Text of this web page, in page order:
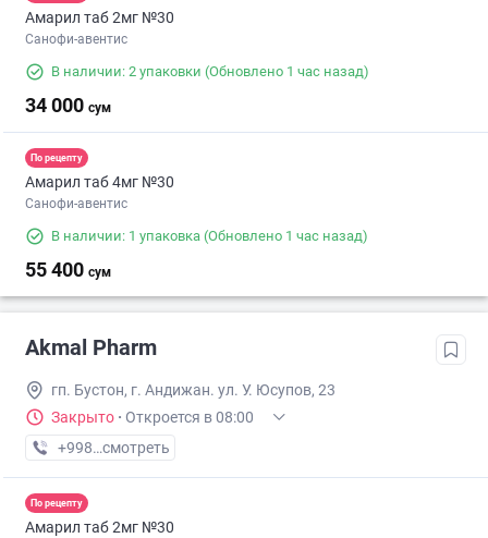
Амарил таб 2мг №30
Санофи-авентис
В наличии: 2 упаковки (Обновлено 1 час назад)
34 000 сум
По рецепту
Амарил таб 4мг №30
Санофи-авентис
В наличии: 1 упаковка (Обновлено 1 час назад)
55 400 сум
Akmal Pharm
гп. Бустон, г. Андижан. ул. У. Юсупов, 23
Закрыто · Откроется в 08:00
+998 (90) XXX-XX-XX
смотреть
По рецепту
Амарил таб 2мг №30